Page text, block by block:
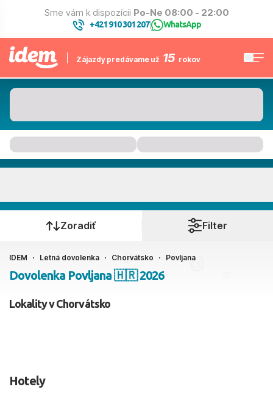
Sme vám k dispozícii Po-Ne 08:00 - 22:00
+421 910 301 207| WhatsApp
Zájazdy predávame už 15 rokov
Kedy cestujete?
Ako cestujete?
2 dospelí, 0 deti
Zoradiť Filter
IDEM Letná dovolenka Chorvátsko Povljana
Dovolenka Povljana 🇭🇷 2026
Lokality v Chorvátsko
Hotely